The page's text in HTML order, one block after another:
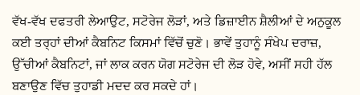
ਵੱਖ-ਵੱਖ ਦਫਤਰੀ ਲੇਆਉਟ, ਸਟੋਰੇਜ ਲੋੜਾਂ, ਅਤੇ ਡਿਜ਼ਾਈਨ ਸ਼ੈਲੀਆਂ ਦੇ ਅਨੁਕੂਲ
ਕਈ ਤਰ੍ਹਾਂ ਦੀਆਂ ਕੈਬਨਿਟ ਕਿਸਮਾਂ ਵਿੱਚੋਂ ਚੁਣੋ। ਭਾਵੇਂ ਤੁਹਾਨੂੰ ਸੰਖੇਪ ਦਰਾਜ਼,
ਉੱਚੀਆਂ ਕੈਬਨਿਟਾਂ, ਜਾਂ ਲਾਕ ਕਰਨ ਯੋਗ ਸਟੋਰੇਜ ਦੀ ਲੋੜ ਹੋਵੇ, ਅਸੀਂ ਸਹੀ ਹੱਲ
ਬਣਾਉਣ ਵਿੱਚ ਤੁਹਾਡੀ ਮਦਦ ਕਰ ਸਕਦੇ ਹਾਂ।